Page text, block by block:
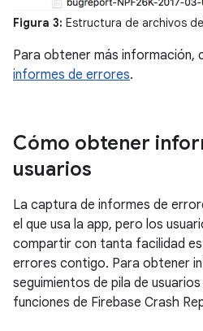
Figura 3: Estructura de archivos
Para obtener más información,
informes de errores.
Cómo obtener
usuarios
La captura de informes de
el que usa la app, pero los
compartir con tanta facilidad
errores contigo. Para obtener
seguimientos de pila de
funciones de Firebase Crash